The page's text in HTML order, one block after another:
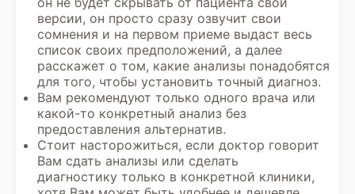
версии, он просто сразу озвучит свои
сомнения и на первом приеме выдаст весь
список своих предположений, а далее
расскажет о том, какие анализы понадобятся
для того, чтобы установить точный диагноз.
Вам рекомендуют только одного врача или
какой-то конкретный анализ без
предоставления альтернатив.
Стоит насторожиться, если доктор говорит
Вам сдать анализы или сделать
диагностику только в конкретной клиники,